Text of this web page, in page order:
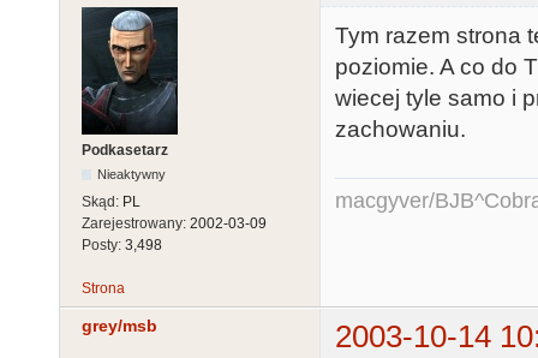
Podkasetarz
Nieaktywny
Skąd: PL
Zarejestrowany: 2002-03-09
Posty: 3,498
Tym razem strona
poziomie. A co do
wiecej tyle samo i
zachowaniu.
macgyver/
Strona
grey/msb 2003-10-14